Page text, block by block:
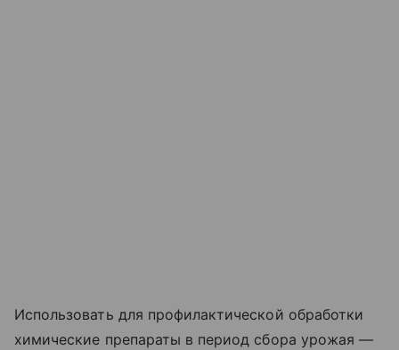
Использовать для профилактической обработки
химические препараты в период сбора урожая —